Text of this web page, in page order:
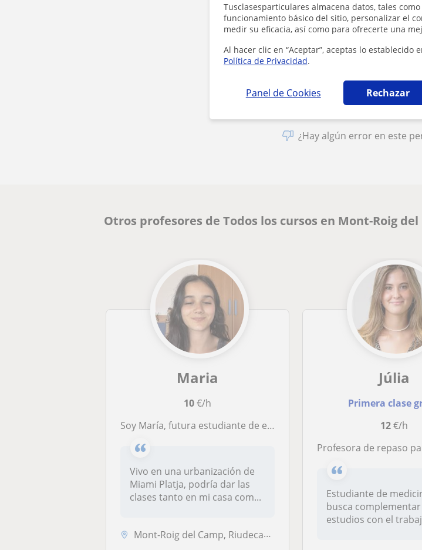
Tusclasesparticulares almacena datos, tales
funcionamiento básico del sitio, personalizar el
medir su eficacia, así como para ofrecerte una
Al hacer clic en “Aceptar”, aceptas lo establecido
Política de Privacidad.
Panel de Cookies Rechazar
¿Hay algún error en este
Otros profesores de Todos los cursos en Mont-Roig
Maria
10€/h
Soy María, futura estudiante de el grado de historia, con muchas ganas de enseñarla, a demás de castellano, catalán y matemáticas
Vivo en una urbanización de
Miami Platja, podría dar las
clases tanto en mi casa com...
Mont-Roig del Camp, Riudecanyes, Vilanova D'Escornalbou
Júlia
Primera clase
12€/h
Profesora de repaso para primaria,
Estudiante de
busca
estudios con el